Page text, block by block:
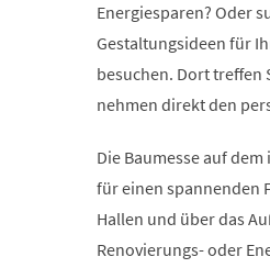
Energiesparen? Oder
Gestaltungsideen für
besuchen. Dort treffen
nehmen direkt den
Die Baumesse auf
für einen spannenden
Hallen und über das
Renovierungs- oder